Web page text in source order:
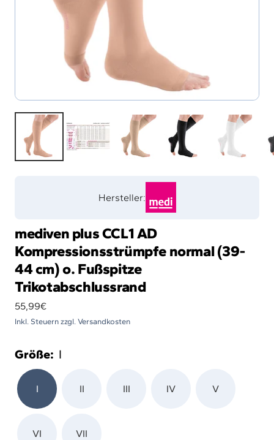
Hersteller:
mediven plus CCL1 AD
Kompressionsstrümpfe normal (39-
44 cm) o. Fußspitze
Trikotabschlussrand
Angebotspreis
55,99€
Inkl. Steuern zzgl. Versandkosten
Größe: I
I II III IV V
VI VII